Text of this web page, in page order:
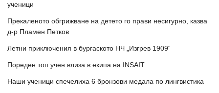
ученици
Прекаленото обгрижване на детето го прави несигурно, казва
д-р Пламен Петков
Летни приключения в бургаското НЧ „Изгрев 1909“
Пореден топ учен влиза в екипа на INSAIT
Наши ученици спечелиха 6 бронзови медала по лингвистика